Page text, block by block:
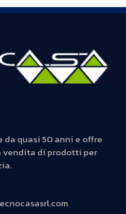
da quasi 50 anni e offre
vendita di prodotti per